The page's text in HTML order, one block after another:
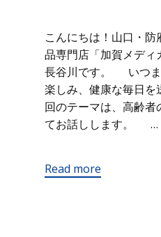
こんにちは！山口・
品専門店「加賀メデ
長谷川です。 いつま
楽しみ、健康な毎日を
回のテーマは、高齢
てお話しします。 …
Read more